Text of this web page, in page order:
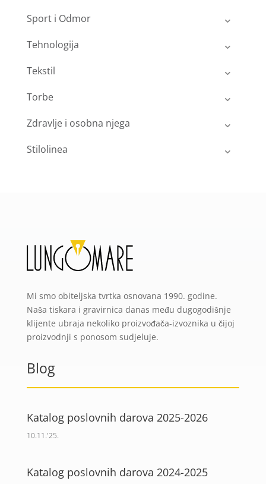
Sport i Odmor
Tehnologija
Tekstil
Torbe
Zdravlje i osobna njega
Stilolinea
Mi smo obiteljska tvrtka osnovana 1990. godine.
Naša tiskara i gravirnica danas među dugogodišnje
klijente ubraja nekoliko proizvođača-izvoznika u čijoj
proizvodnji s ponosom sudjeluje.
Blog
Katalog poslovnih darova 2025-2026
10.11.'25.
Katalog poslovnih darova 2024-2025